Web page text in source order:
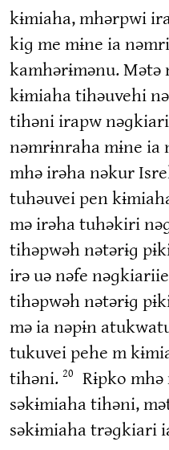
kɨmiaha, mhərpwi
kiɡ me mɨne ia
kamhərɨmənu.
kɨmiaha tihəuvehi
tihəni irapw
nəmrɨnraha mɨne
mhə irəha nəkur
tuhəuvei pen
mə irəha tuhəkiri
tihəpwəh nətərɨɡ
irə uə nəfe
tihəpwəh nətərɨɡ
mə ia nəpɨn
tukuvei pehe m
tihəni. 20
Rɨpko
səkɨmiaha tihəni,
səkɨmiaha trəɡkiari